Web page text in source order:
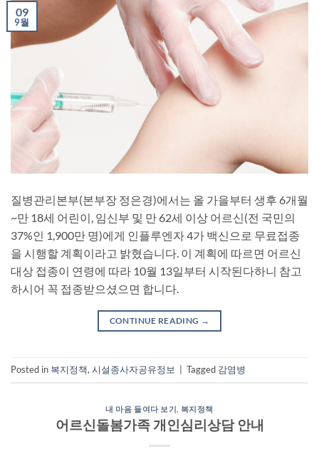
09
9월
질병관리본부(본부장 정은경)에서는 올 가을부터 생후 6개월
~만 18세 어린이, 임신부 및 만 62세 이상 어르신(전 국민의
37%인 1,900만 명)에게 인플루엔자 4가 백신으로 무료접종
을 시행할 계획이라고 밝혔습니다. 이 계획에 따르면 어르신
대상 접종이 연령에 따라 10월 13일부터 시작된다하니 참고
하시어 꼭 접종받으셨으면 합니다.
CONTINUE READING →
Posted in 복지정책, 시설종사자공유정보 Tagged 감염병
내 마음 들여다 보기 복지정책
어르신돌봄가족 개인심리상담 안내